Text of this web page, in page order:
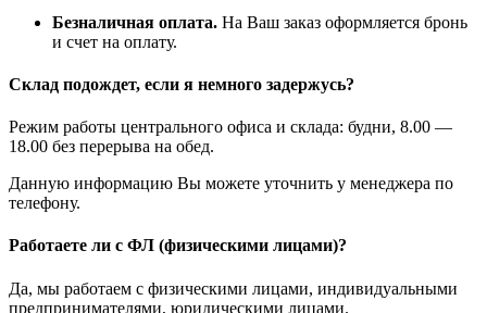
Безналичная оплата. На Ваш заказ оформляется бронь
и счет на оплату.
Склад подождет, если я немного задержусь?
Режим работы центрального офиса и склада: будни, 8.00 —
18.00 без перерыва на обед.
Данную информацию Вы можете уточнить у менеджера по
телефону.
Работаете ли с ФЛ (физическими лицами)?
Да, мы работаем с физическими лицами, индивидуальными
предпринимателями, юридическими лицами.